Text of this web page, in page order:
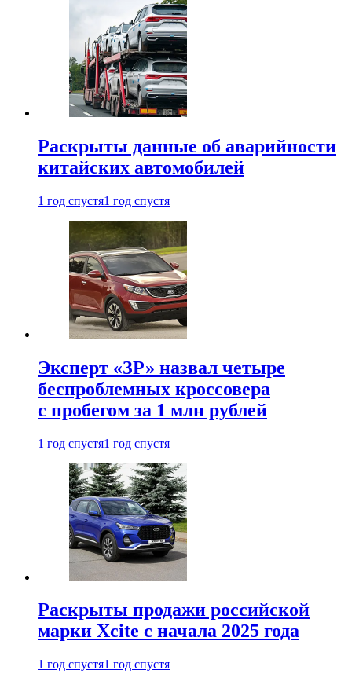
Раскрыты данные об аварийности
китайских автомобилей
1 год спустя1 год спустя
Эксперт «ЗР» назвал четыре
беспроблемных кроссовера
с пробегом за 1 млн рублей
1 год спустя1 год спустя
Раскрыты продажи российской
марки Xcite с начала 2025 года
1 год спустя1 год спустя